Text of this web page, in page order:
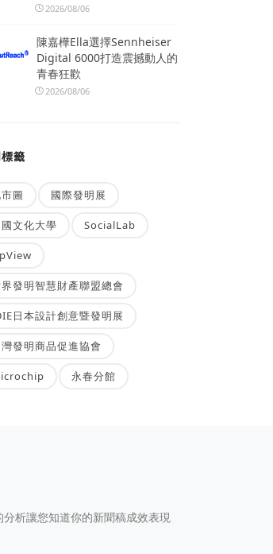
2026/08/06
陳嘉樺Ella選擇Sennheiser
Digital 6000打造震撼動人的
青春狂歡
2026/08/06
籤
圖 國際發明展
文化大學 SocialLab
發明智慧財產聯盟總會
日本設計創意暨發明展
發明商品促進協會
永春分館
析讓您知道你的新聞稿成效表現